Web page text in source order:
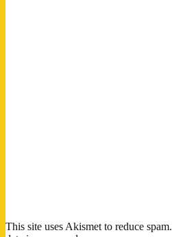
This site uses Akismet to reduce spam.